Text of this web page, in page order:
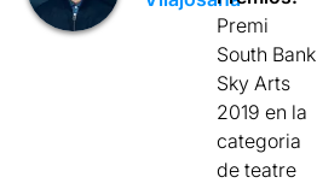
Premi
South Bank
Sky Arts
2019 en la
categoria
de teatre